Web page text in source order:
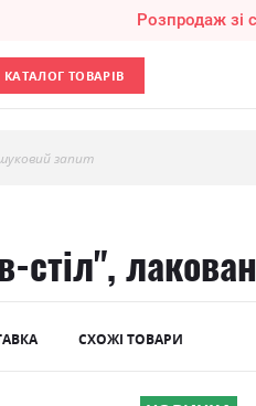
Розпродаж зі
КАТАЛОГ ТОВАРІВ
запит
стіл",
СХОЖІ ТОВАРИ